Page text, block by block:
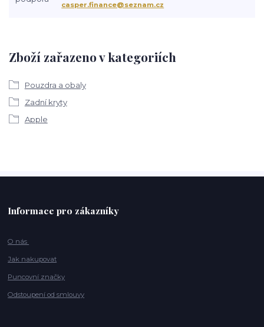
Zboží zařazeno v kategoriích
Pouzdra a obaly
Zadní kryty
Apple
casper.finance@seznam.cz
Informace pro zákazníky
O nás
Jak nakupovat
Puncovní značky
Odstoupení od smlouvy